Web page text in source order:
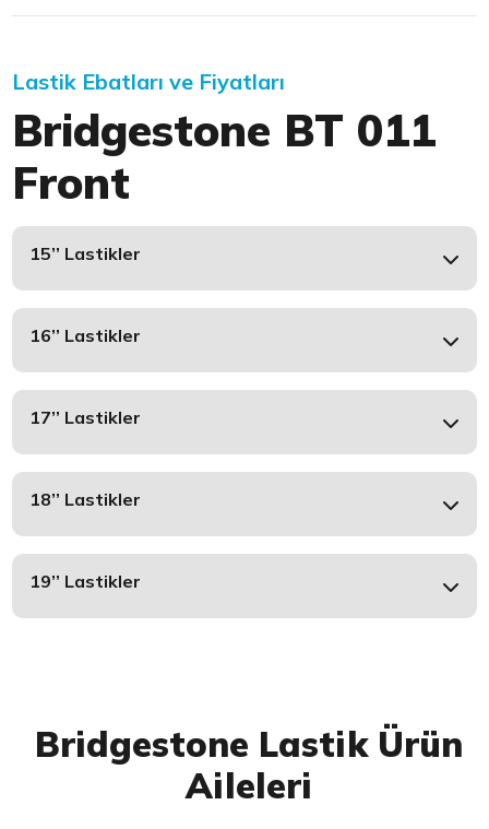
Lastik Ebatları ve Fiyatları
Bridgestone BT 011
Front
15’’ Lastikler
16’’ Lastikler
17’’ Lastikler
18’’ Lastikler
19’’ Lastikler
Bridgestone Lastik Ürün
Aileleri